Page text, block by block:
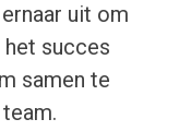
uit om
het succes
samen te